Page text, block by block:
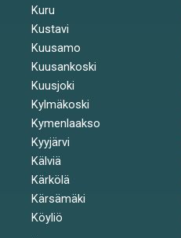
Kuru
Kustavi
Kuusamo
Kuusankoski
Kuusjoki
Kylmäkoski
Kymenlaakso
Kyyjärvi
Kälviä
Kärkölä
Kärsämäki
Köyliö